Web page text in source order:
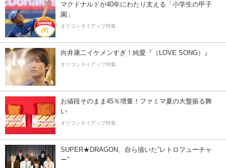
マクドナルドが40年にわたり支える「小学生の甲子
園」
オリコンタイアップ特集
向井康二イケメンすぎ！純愛『（LOVE SONG）』
オリコンタイアップ特集
お値段そのまま45％増量！ファミマ夏の大盤振る舞
い
オリコンタイアップ特集
SUPER★DRAGON、自ら描いた”レトロフューチャ
ー”